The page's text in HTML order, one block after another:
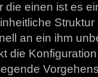
einen ist es
an ein ihm
die